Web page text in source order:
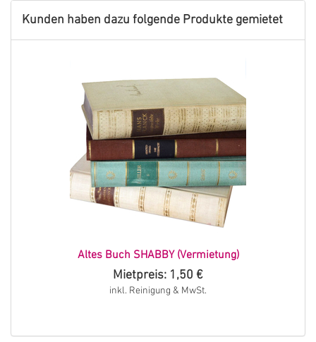
Kunden haben dazu folgende Produkte gemietet
Altes Buch SHABBY (Vermietung)
Mietpreis: 1,50 €
inkl. Reinigung & MwSt.